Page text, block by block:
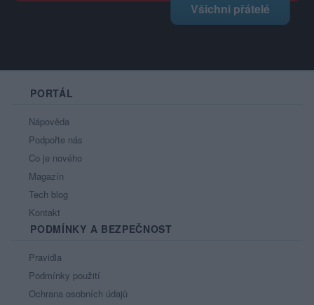
Všichni přátelé
PORTÁL
Nápověda
Podpořte nás
Co je nového
Magazín
Tech blog
Kontakt
PODMÍNKY A BEZPEČNOST
Pravidla
Podmínky použití
Ochrana osobních údajů